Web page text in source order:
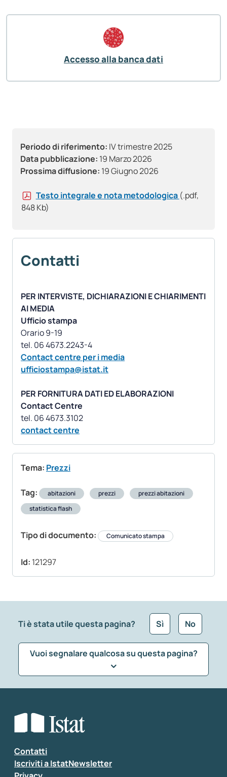
Periodo di riferimento: IV trimestre 2025
Data pubblicazione: 19 Marzo 2026
Prossima diffusione: 19 Giugno 2026
Testo integrale e nota metodologica (.pdf,
848 Kb)
Contatti
PER INTERVISTE, DICHIARAZIONI E CHIARIMENTI
AI MEDIA
Ufficio stampa
Orario 9-19
Contact centre per i media
ufficiostampa@istat.it
PER FORNITURA DATI ED ELABORAZIONI
Contact Centre
contact centre
Tema: Prezzi
Tag: abitazioni prezzi
prezzi abitazioni
statistica flash
Tipo di documento: Comunicato stampa
Id: 121297
Accesso alla banca dati
Ti è stata utile questa pagina? Sì No
Vuoi segnalare qualcosa su questa pagina?
Seleziona la tipologia della segnalazione
Inserisci il tuo commento
Contatti
Iscriviti a IstatNewsletter